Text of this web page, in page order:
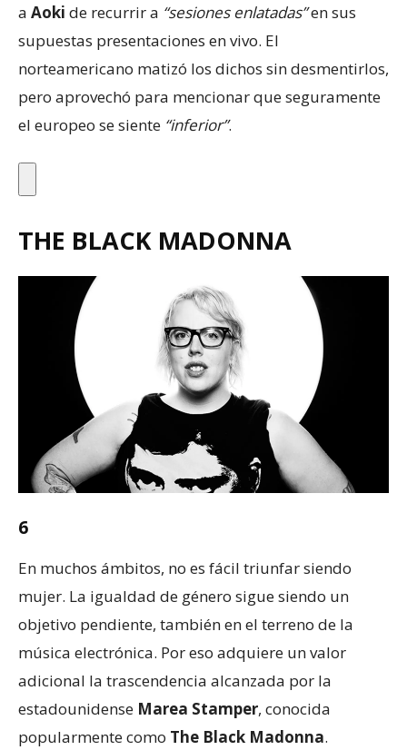
a Aoki de recurrir a “sesiones enlatadas”en sus
supuestas presentaciones en vivo. El
norteamericano matizó los dichos sin desmentirlos,
pero aprovechó para mencionar que seguramente
el europeo se siente “inferior”.
THE BLACK MADONNA
6
En muchos ámbitos, no es fácil triunfar siendo
mujer. La igualdad de género sigue siendo un
objetivo pendiente, también en el terreno de la
música electrónica. Por eso adquiere un valor
adicional la trascendencia alcanzada por la
estadounidense Marea Stamper, conocida
popularmente como The Black Madonna.